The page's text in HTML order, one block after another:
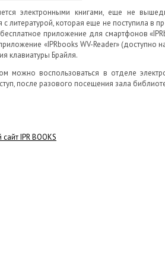
электронными книгами, еще не
с литературой, которая еще не поступила
бесплатное приложение для смартфонов
«IPRbooks WV-Reader»
клавиатуры Брайля.
можно воспользоваться в отделе
после разового посещения зала
IPR BOOKS